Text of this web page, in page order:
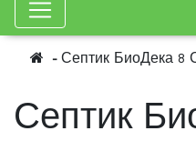
Септик БиоДека 8
Септик